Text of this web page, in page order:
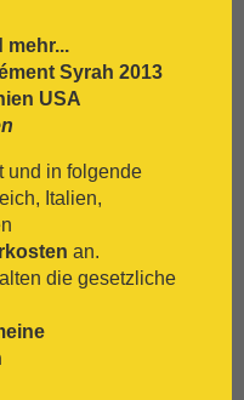
mehr...
Syrah 2013
USA
und in folgende
Italien,
an.
die gesetzliche